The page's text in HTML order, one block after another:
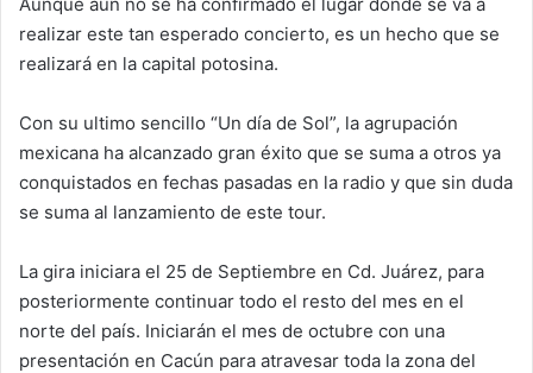
realizar este tan esperado concierto, es un hecho que se
realizará en la capital potosina.
Con su ultimo sencillo “Un día de Sol”, la agrupación
mexicana ha alcanzado gran éxito que se suma a otros ya
conquistados en fechas pasadas en la radio y que sin duda
se suma al lanzamiento de este tour.
La gira iniciara el 25 de Septiembre en Cd. Juárez, para
posteriormente continuar todo el resto del mes en el
norte del país. Iniciarán el mes de octubre con una
presentación en Cacún para atravesar toda la zona del